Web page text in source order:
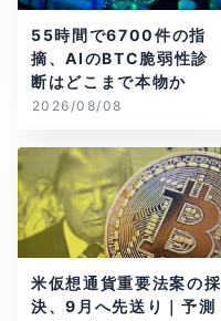
55時間で6700件の指
摘、AIのBTC脆弱性診
断はどこまで本物か
2026/08/08
米仮想通貨重要法案の採
決、9月へ先送り｜予測